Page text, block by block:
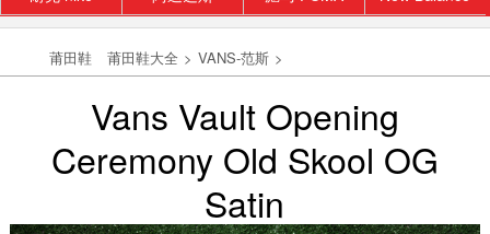
莆田鞋 莆田鞋大全 > VANS-范斯 >
Vans Vault Opening
Ceremony Old Skool OG
Satin